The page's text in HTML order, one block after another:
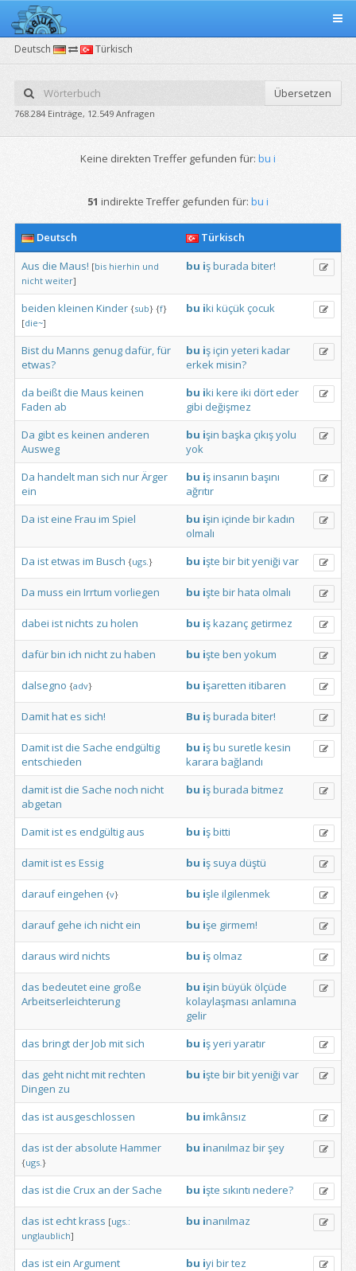
Deutsch Türkisch
Übersetzen
768.284 Einträge, 12.549 Anfragen
Keine direkten Treffer gefunden für: bu i
51 indirekte Treffer gefunden für: bu i
Deutsch
Türkisch
Aus die Maus! [bis hierhin und
nicht weiter]
bu işburada biter!
beiden kleinen Kinder {sub} {f}
[die~]
bu iki küçük çocuk
Bist du Manns genug dafür,für
etwas?
bu işiçin yeteri kadar
erkekmisin?
da beißt die Maus keinen
Faden ab
bu iki kere iki dört eder
gibi değişmez
Da gibt es keinen anderen
Ausweg
bu işin başka çıkışyolu
yok
Da handeltman sich nurÄrger
ein
bu işinsanın başını
ağrıtır
Da ist eine Frau im Spiel bu işin içinde birkadın
olmalı
Da ist etwas im Busch {ugs.} bu işte birbityeniği var
Da muss ein Irrtum vorliegen bu işte birhata olmalı
dabei istnichts zu holen bu işkazanç getirmez
dafürbin ich nicht zu haben bu işte ben yokum
dalsegno {adv} bu işaretten itibaren
Damithat es sich! Bu işburada biter!
Damitist die Sache endgültig
entschieden
bu işbu suretle kesin
karara bağlandı
damitist die Sache noch nicht
abgetan
bu işburada bitmez
Damitist es endgültig aus bu işbitti
damitist es Essig bu iş suya düştü
darauf eingehen {v} bu işle ilgilenmek
darauf gehe ich nicht ein bu işe girmem!
daraus wird nichts bu iş olmaz
das bedeutet eine große
Arbeitserleichterung
bu işin büyük ölçüde
kolaylaşması anlamına
gelir
das bringt derJob mit sich bu işyeri yaratır
das gehtnichtmitrechten
Dingen zu
bu işte birbityeniği var
das ist ausgeschlossen bu imkânsız
das ist der absolute Hammer
{ugs.}
bu inanılmaz birşey
das ist die Crux an der Sache bu işte sıkıntı nedere?
das ist echtkrass [ugs.:
unglaublich]
bu inanılmaz
das ist ein Argument bu iyi birtez